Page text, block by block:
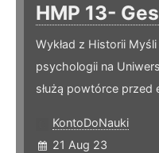
HMP 13-
Wykład z Historii
psychologii na
służą powtórce przed
KontoDoNauki
21 Aug 23